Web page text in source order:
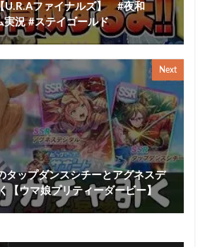
U.R.Aファイナルズ】 #夜和
況 #ステイゴールド
Next
タップダンスシチーとアグネスデ
【ウマ娘プリティーダービー】